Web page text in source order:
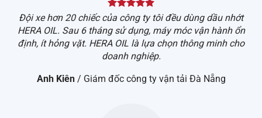
Đội xe hơn 20 chiếc của công ty tôi đều dùng dầu nhớt
HERA OIL. Sau 6 tháng sử dụng, máy móc vận hành ổn
định, ít hỏng vặt. HERA OIL là lựa chọn thông minh cho
doanh nghiệp.
Anh Kiên / Giám đốc công ty vận tải Đà Nẵng